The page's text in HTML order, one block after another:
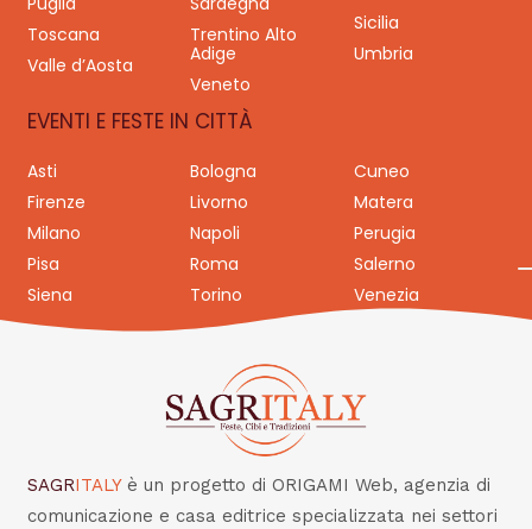
Sicilia
Toscana
Trentino Alto
Adige
Umbria
Valle d’Aosta
Veneto
EVENTI E FESTE IN CITTÀ
Asti Bologna
Cuneo
Firenze
Livorno
Matera
Milano
Napoli
Perugia
Pisa
Roma
Salerno
Siena
Torino Venezia
SAGRITALY è un progetto di ORIGAMI Web, agenzia di
comunicazione e casa editrice specializzata nei settori